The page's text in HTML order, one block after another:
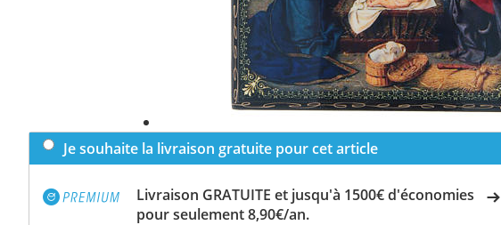
Je souhaite la livraison gratuite pour cet article
Livraison GRATUITE et jusqu'à 1500€ d'économies
pour seulement 8,90€/an.